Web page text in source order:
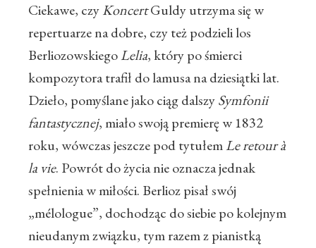
Ciekawe, czyKoncertGuldy utrzyma się w
repertuarze na dobre, czy też podzieli los
BerliozowskiegoLelia, który po śmierci
kompozytora trafił do lamusa na dziesiątki lat.
Dzieło, pomyślane jako ciąg dalszySymfonii
fantastycznej, miało swoją premierę w 1832
roku, wówczas jeszcze pod tytułemLe retour à
la vie. Powrót do życia nie oznacza jednak
spełnienia w miłości. Berlioz pisał swój
„mélologue”, dochodząc do siebie po kolejnym
nieudanym związku, tym razem z pianistką